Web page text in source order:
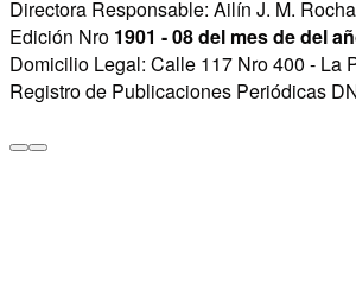
Directora Responsable: Ailín J. M. Rocha
Edición Nro 1901 - 08 del mes de del
Domicilio Legal: Calle 117 Nro 400 - La
Registro de Publicaciones Periódicas